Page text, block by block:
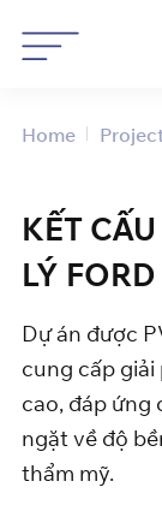
Home
KẾT
LÝ FORD
Dự án được
cung cấp
cao, đáp ứng
ngặt về độ
thẩm mỹ.